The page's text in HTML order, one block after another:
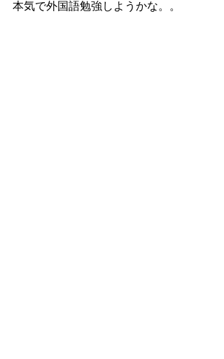
本気で外国語勉強しようかな。。